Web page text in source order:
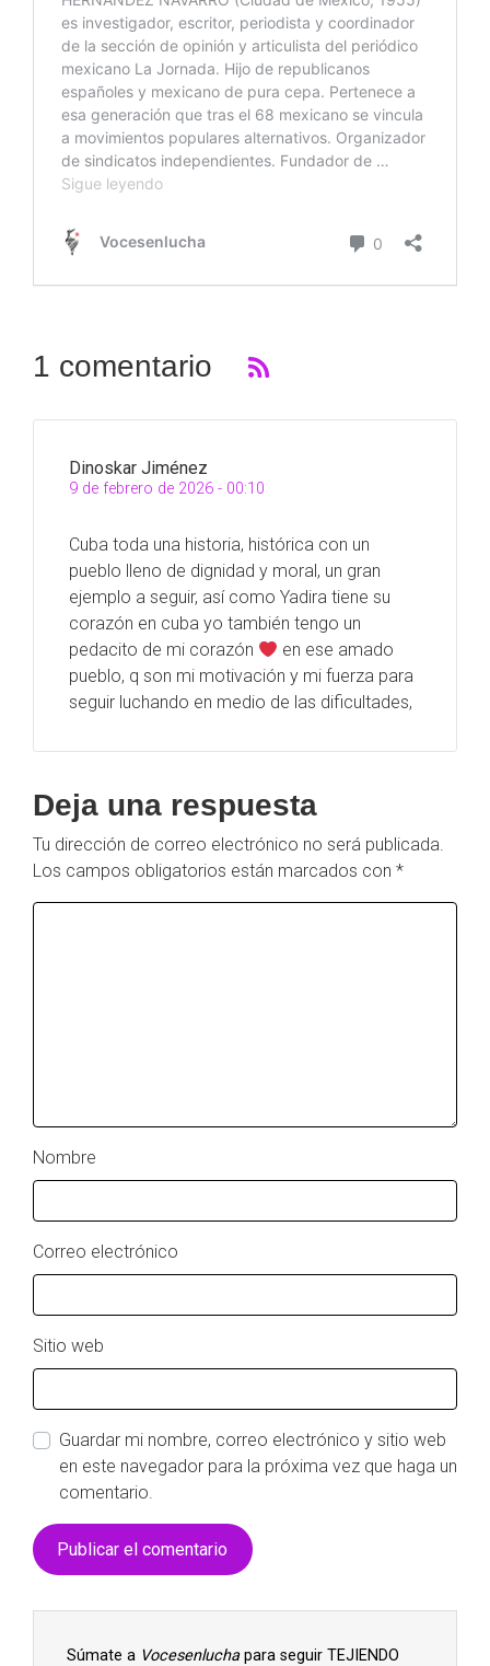
1 comentario
Dinoskar Jiménez
9 de febrero de 2026 - 00:10
Cuba toda una historia, histórica con un
pueblo lleno de dignidad y moral, un gran
ejemplo a seguir, así como Yadira tiene su
corazón en cuba yo también tengo un
pedacito de mi corazón
en ese amado
pueblo, q son mi motivación y mi fuerza para
seguir luchando en medio de las dificultades,
Deja una respuesta
Tu dirección de correo electrónico no será publicada.
Los campos obligatorios están marcados con *
Nombre
Correo electrónico
Sitio web
Guardar mi nombre, correo electrónico y sitio web
en este navegador para la próxima vez que haga un
comentario.
Súmate a Vocesenluchapara seguir TEJIENDO